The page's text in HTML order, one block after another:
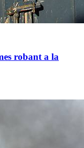
robant a la